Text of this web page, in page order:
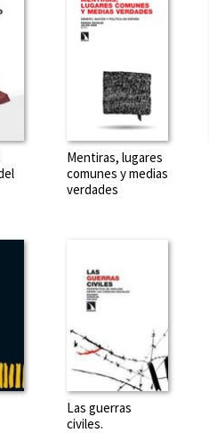
Mentiras, lugares
comunes y medias
verdades
Las guerras
civiles.